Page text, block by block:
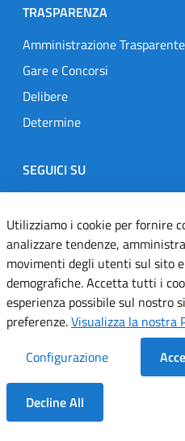
Dentro la Sezione
TRASPARENZA
Amministrazione Trasparente
Gare e Concorsi
Delibere
Determine
SEGUICI SU
Designers Italia
TwitterInstagram
Dichiarazione di accessibilità
Informativa cookie
Note legali
Servizi Applicativi
Utilizziamo i cookie per fornire
analizzare tendenze,
movimenti degli utenti sul sito
demografiche. Accetta tutti i
esperienza possibile sul nostro
preferenze.Visualizza la nostra
Configurazione
Decline All